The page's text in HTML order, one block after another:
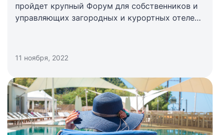
пройдет крупный Форум для собственников и
управляющих загородных и курортных отелей,
действующие отельеры.
11 ноября, 2022